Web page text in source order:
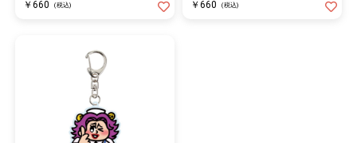
￥660
(税込)
￥660
(税込)